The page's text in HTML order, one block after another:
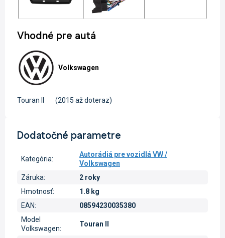
Vhodné pre autá
Volkswagen
Touran II (2015 až doteraz)
Dodatočné parametre
Kategória:
Autorádiá pre vozidlá VW /
Volkswagen
Záruka:
2 roky
Hmotnosť:
1.8 kg
EAN:
08594230035380
Model
Volkswagen:
Touran II